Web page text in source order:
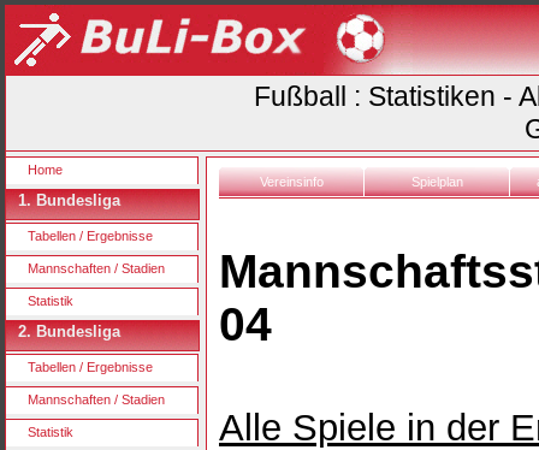
Fußball : Statistiken -
Home
1. Bundesliga
Tabellen / Ergebnisse
Mannschaften / Stadien
Statistik
2. Bundesliga
Tabellen / Ergebnisse
Mannschaften / Stadien
Statistik
Vereinsinfo Spielplan
04
Alle Spiele in der